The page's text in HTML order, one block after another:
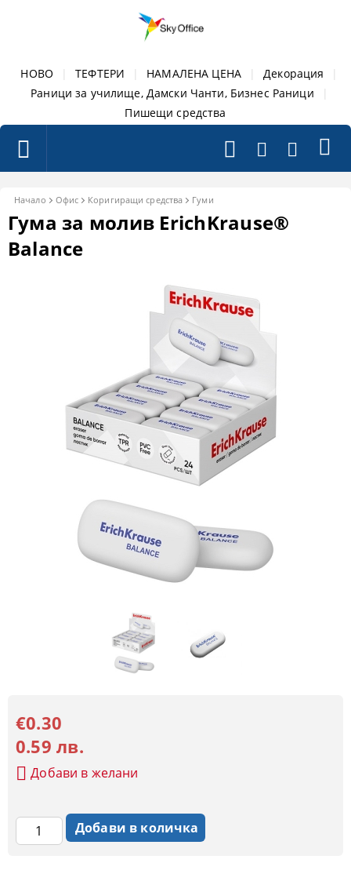
НОВО ТЕФТЕРИ НАМАЛЕНА ЦЕНА Декорация
Раници за училище, Дамски Чанти, Бизнес Раници
Пишещи средства
Начало Офис Коригиращи средства Гуми
Гума за молив ErichKrause®
Balance
€0.30
0.59 лв.
Добави в желани